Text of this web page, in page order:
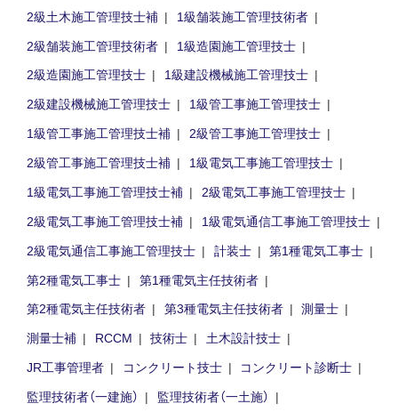
2級土木施工管理技士補
1級舗装施工管理技術者
2級舗装施工管理技術者
1級造園施工管理技士
2級造園施工管理技士
1級建設機械施工管理技士
2級建設機械施工管理技士
1級管工事施工管理技士
1級管工事施工管理技士補
2級管工事施工管理技士
2級管工事施工管理技士補
1級電気工事施工管理技士
1級電気工事施工管理技士補
2級電気工事施工管理技士
2級電気工事施工管理技士補
1級電気通信工事施工管理技士
2級電気通信工事施工管理技士
計装士
第1種電気工事士
第2種電気工事士
第1種電気主任技術者
第2種電気主任技術者
第3種電気主任技術者
測量士
測量士補
RCCM 技術士
土木設計技士
JR工事管理者
コンクリート技士
コンクリート診断士
監理技術者（一建施）
監理技術者（一土施）